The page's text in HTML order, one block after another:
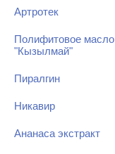
Артротек
Полифитовое масло
"Кызылмай"
Пиралгин
Никавир
Ананаса экстракт